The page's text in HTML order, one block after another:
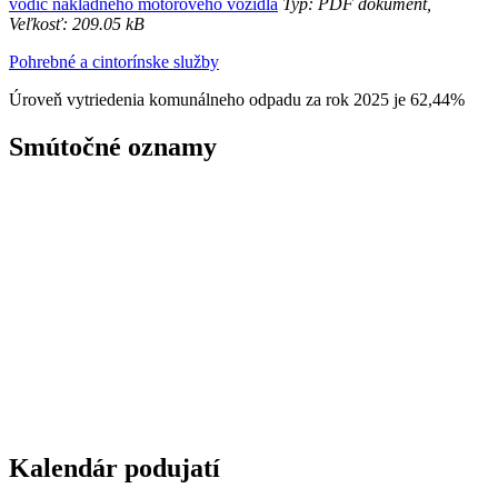
vodič nákladného motorového vozidla Typ: PDF dokument,
Veľkosť: 209.05 kB
Pohrebné a cintorínske služby
Úroveň vytriedenia komunálneho odpadu za rok 2025 je 62,44%
Smútočné oznamy
Kalendár podujatí